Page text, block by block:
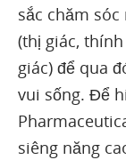
sắc chăm
(thị giác,
giác) để qua
vui sống. Để
siêng năng